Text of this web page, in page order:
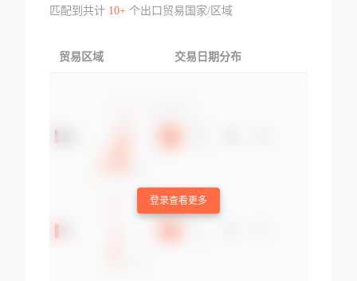
匹配到共计 10+个出口贸易国家/区域
贸易区域 交易日期分布
登录查看更多